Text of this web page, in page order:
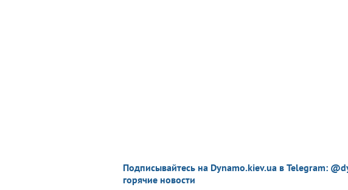
Подписывайтесь на Dynamo.kiev.ua в Telegram:
горячие новости